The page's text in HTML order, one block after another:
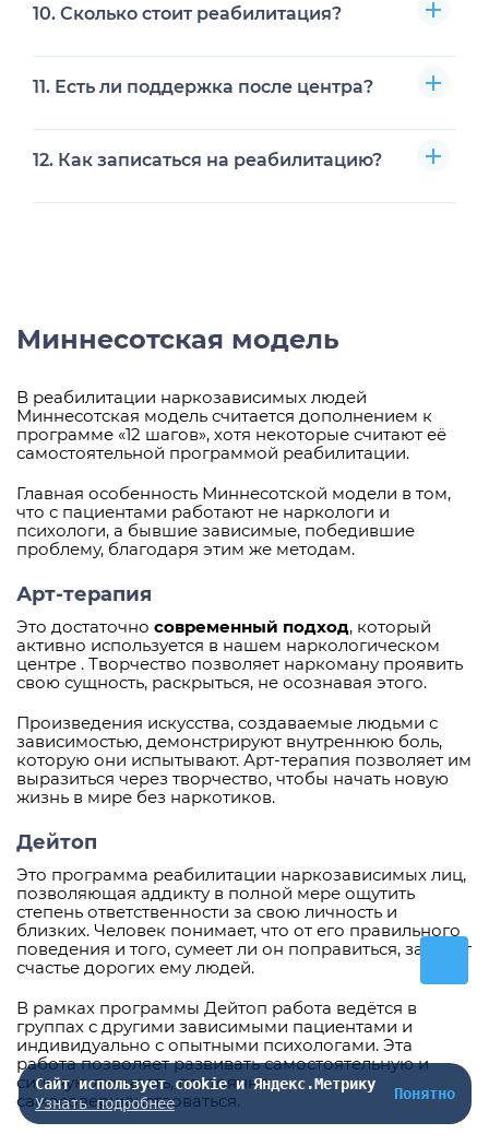
суда, с сохранением прав пациента.
10. Сколько стоит реабилитация?
уровня стационара, есть бесплатные и платные
11. Есть ли поддержка после центра?
предоставляем амбулаторные консультации.
12. Как записаться на реабилитацию?
Миннесотская модель
В реабилитации наркозависимых людей
Миннесотская модель считается дополнением к
программе «12 шагов», хотя некоторые считают её
самостоятельной программой реабилитации.
Главная особенность Миннесотской модели в том,
что с пациентами работают не наркологи и
психологи, а бывшие зависимые, победившие
проблему, благодаря этим же методам.
Арт-терапия
Это достаточно современный подход, который
активно используется в нашем наркологическом
центре . Творчество позволяет наркоману проявить
свою сущность, раскрыться, не осознавая этого.
Произведения искусства, создаваемые людьми с
зависимостью, демонстрируют внутреннюю боль,
которую они испытывают. Арт-терапия позволяет им
выразиться через творчество, чтобы начать новую
жизнь в мире без наркотиков.
Дейтоп
Это программа реабилитации наркозависимых лиц,
позволяющая аддикту в полной мере ощутить
степень ответственности за свою личность и
близких. Человек понимает, что от его правильного
поведения и того, сумеет ли он поправиться, зависит
счастье дорогих ему людей.
В рамках программы Дейтоп работа ведётся в
группах с другими зависимыми пациентами и
индивидуально с опытными психологами. Эта
работа позволяет развивать самостоятельную и
сильную личность, постоянно
самосовершенствоваться.
Сайт использует cookie и Яндекс.Метрику
Узнать подробнее
Понятно